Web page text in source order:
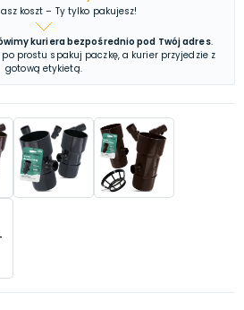
koszt – Ty tylko pakujesz!
kuriera bezpośrednio pod Twój adres.
prostu spakuj paczkę, a kurier przyjedzie z
gotową etykietą.